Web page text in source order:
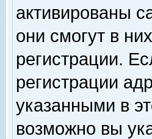
активированы
они смогут в
регистрации.
регистрации
указанными в
возможно вы